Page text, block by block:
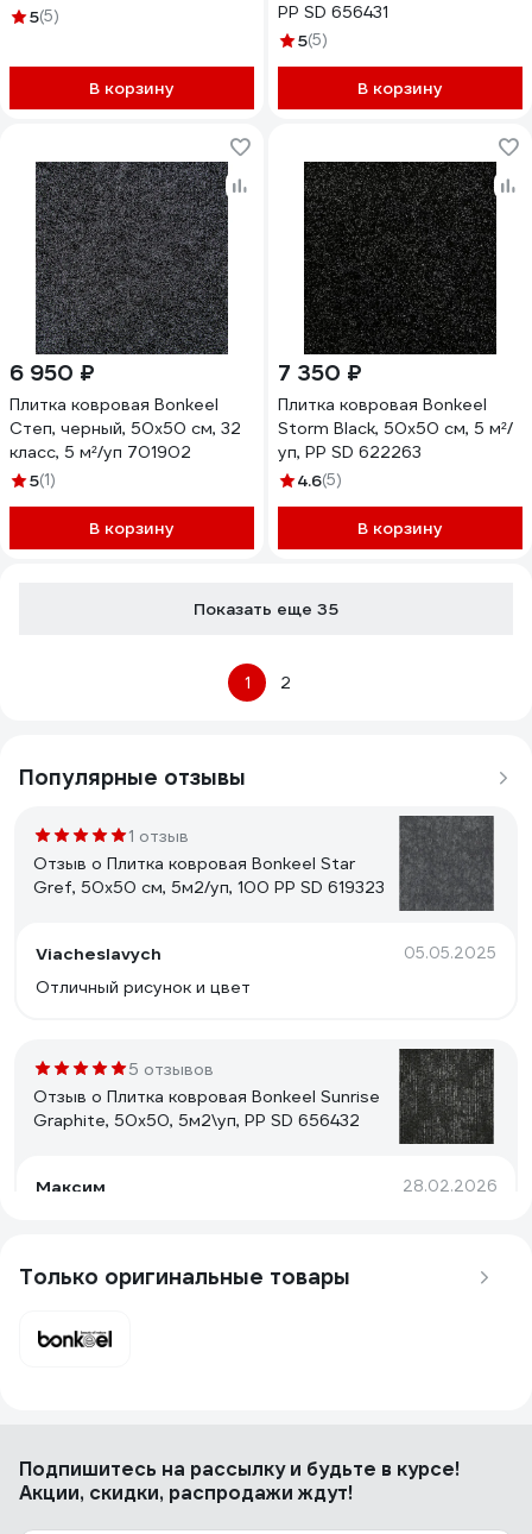
5(5)
В корзину
PP SD 656431
5(5)
В корзину
6 950 ₽
Плитка ковровая Bonkeel
Степ, черный, 50х50 см, 32
класс, 5 м²/уп 701902
5(1)
В корзину
7 350 ₽
Плитка ковровая Bonkeel
Storm Black, 50х50 см, 5 м²/
уп, PP SD 622263
4.6(5)
В корзину
Показать еще 35
1 2
Популярные отзывы
1 отзыв
Отзыв о Плитка ковровая Bonkeel Star
Gref, 50x50 см, 5м2/уп, 100 PP SD 619323
Viacheslavych 05.05.2025
Отличный рисунок и цвет
5 отзывов
Отзыв о Плитка ковровая Bonkeel Sunrise
Graphite, 50x50, 5м2\уп, PP SD 656432
Максим 28.02.2026
Отзыв о Плитка ковровая Bonkeel Stone
Monsoon, 50x50, 5м2/уп, 100% PP S
Только оригинальные товары
Подпишитесь на рассылкуи будьте в курсе!
Акции, скидки, распродажи ждут!